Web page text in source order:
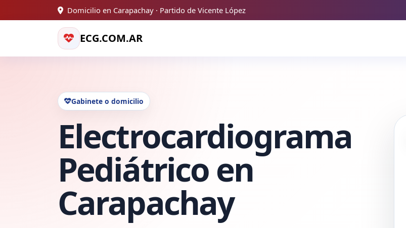
Domicilio en Carapachay · Partido de Vicente López
ECG.COM.AR
Gabinete o domicilio
Electrocardiograma
Pediátrico en
Carapachay